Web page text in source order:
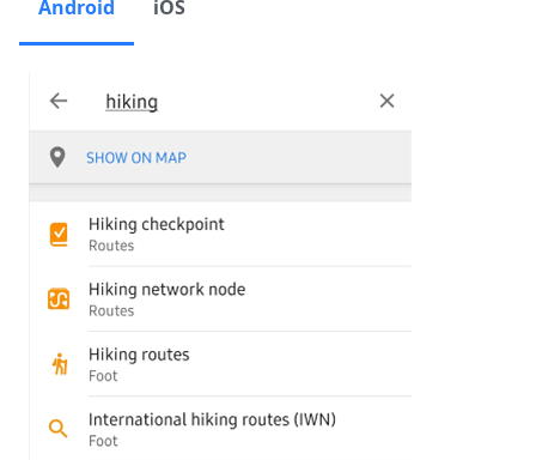
Android iOS